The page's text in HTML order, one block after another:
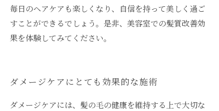
毎日のヘアケアも楽しくなり、自信を持って美しく過ご
すことができるでしょう。是非、美容室での髪質改善効
果を体験してみてください。
ダメージケアにとても効果的な施術
ダメージケアには、髪の毛の健康を維持する上で大切な